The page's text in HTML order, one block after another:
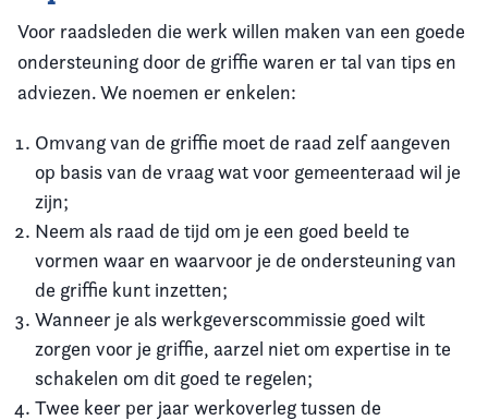
Voor raadsleden die werk willen maken van een goede
ondersteuning door de griffie waren er tal van tips en
adviezen. We noemen er enkelen:
Omvang van de griffie moet de raad zelf aangeven
op basis van de vraag wat voor gemeenteraad wil je
zijn;
Neem als raad de tijd om je een goed beeld te
vormen waar en waarvoor je de ondersteuning van
de griffie kunt inzetten;
Wanneer je als werkgeverscommissie goed wilt
zorgen voor je griffie, aarzel niet om expertise in te
schakelen om dit goed te regelen;
Twee keer per jaar werkoverleg tussen de